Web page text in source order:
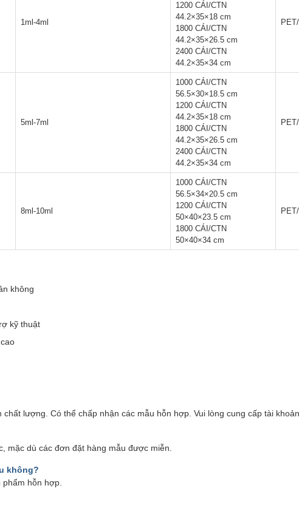
1ml-4ml
1200 CÁI/CTN
44.2×35×18 cm
1800 CÁI/CTN
44.2×35×26.5 cm
2400 CÁI/CTN
44.2×35×34 cm
5ml-7ml
1000 CÁI/CTN
56.5×30×18.5 cm
1200 CÁI/CTN
44.2×35×18 cm
1800 CÁI/CTN
44.2×35×26.5 cm
2400 CÁI/CTN
44.2×35×34 cm
8ml-10ml
1000 CÁI/CTN
56.5×34×20.5 cm
1200 CÁI/CTN
50×40×23.5 cm
1800 CÁI/CTN
50×40×34 cm
không
kỹ thuật
lượng. Có thể chấp nhận các mẫu hỗn hợp. Vui lòng cung cấp tài
mặc dù các đơn đặt hàng mẫu được miễn.
không?
hỗn hợp.